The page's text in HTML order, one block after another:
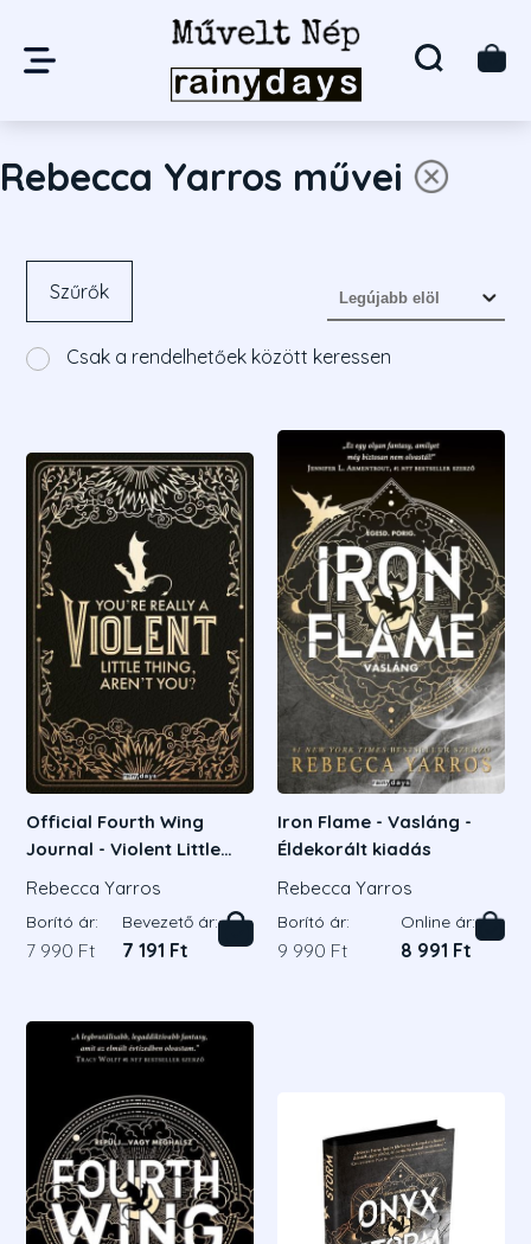
Rebecca Yarros művei
Szűrők
Csak a rendelhetőek között keressen
Official Fourth Wing
Journal - Violent Little
Thing Edition (vonalazott
Rebecca Yarros
Borító ár:
7 990 Ft
Bevezető ár:
7 191 Ft
Iron Flame - Vasláng -
Éldekorált kiadás
Rebecca Yarros
Borító ár:
9 990 Ft
Online ár:
8 991 Ft